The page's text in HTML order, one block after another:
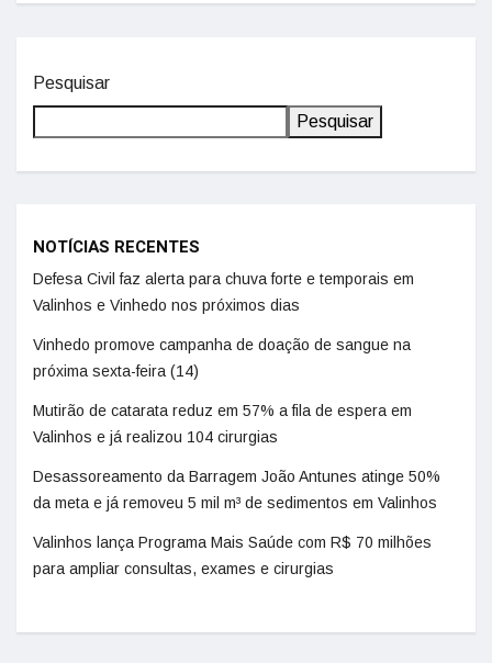
Pesquisar
Pesquisar
NOTÍCIAS RECENTES
Defesa Civil faz alerta para chuva forte e temporais em
Valinhos e Vinhedo nos próximos dias
Vinhedo promove campanha de doação de sangue na
próxima sexta-feira (14)
Mutirão de catarata reduz em 57% a fila de espera em
Valinhos e já realizou 104 cirurgias
Desassoreamento da Barragem João Antunes atinge 50%
da meta e já removeu 5 mil m³ de sedimentos em Valinhos
Valinhos lança Programa Mais Saúde com R$ 70 milhões
para ampliar consultas, exames e cirurgias